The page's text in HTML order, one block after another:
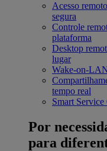
Acesso remoto
segura
Controle
plataforma
Desktop
lugar
Wake-on-
tempo real
Smart Service
Por
para